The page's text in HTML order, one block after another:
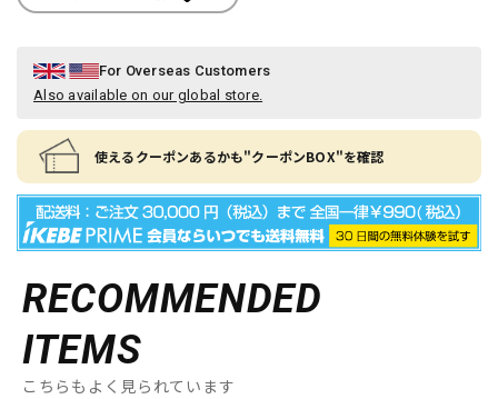
For Overseas Customers
Also available on our global store.
使えるクーポンあるかも"クーポンBOX"を確認
RECOMMENDED
ITEMS
こちらもよく見られています